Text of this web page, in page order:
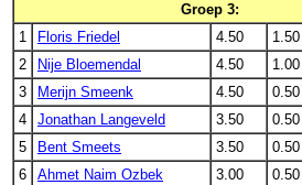
Groep 3:
1
Floris Friedel 4.50 1.50
2
Nije Bloemendal 4.50 1.00
3
Merijn Smeenk 4.50 0.50
4
Jonathan Langeveld 3.50 0.50
5
Bent Smeets 3.50 0.50
6
Ahmet Naim Ozbek 3.00 0.50